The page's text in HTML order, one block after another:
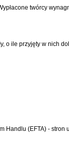
twórcy
o ile przyjęty w nich
Handlu (EFTA) - stron